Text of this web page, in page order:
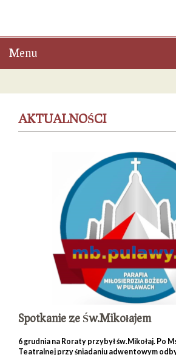
Menu
AKTUALNOŚCI
Spotkanie ze Św.Mikołajem
6 grudnia na Roraty przybył św.Mikołaj. Po
Teatralnej przy śniadaniu adwentowym